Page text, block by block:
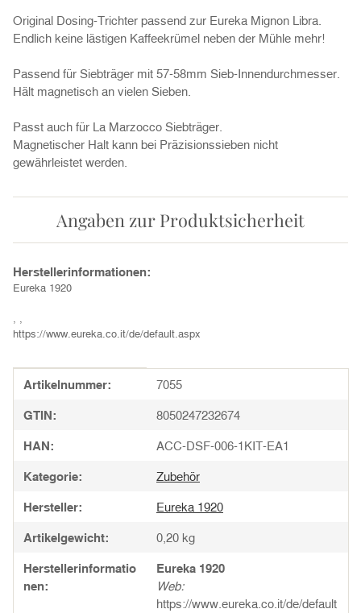
Original Dosing-Trichter passend zur Eureka Mignon Libra.
Endlich keine lästigen Kaffeekrümel neben der Mühle mehr!
Passend für Siebträger mit 57-58mm Sieb-Innendurchmesser.
Hält magnetisch an vielen Sieben.
Passt auch für La Marzocco Siebträger.
Magnetischer Halt kann bei Präzisionssieben nicht
gewährleistet werden.
Angaben zur Produktsicherheit
Herstellerinformationen:
Eureka 1920
, ,
https://www.eureka.co.it/de/default.aspx
Produkteigenschaft
Wert
Artikelnummer: 7055
GTIN: 8050247232674
HAN: ACC-DSF-006-1KIT-EA1
Kategorie: Zubehör
Hersteller: Eureka 1920
Artikelgewicht: 0,20 kg
Herstellerinformatio
nen:
Eureka 1920
Web:
https://www.eureka.co.it/de/default